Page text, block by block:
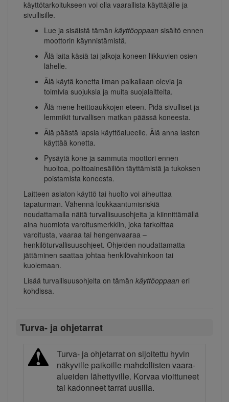
käyttötarkoitukseen voi olla vaarallista käyttäjälle ja
sivullisille.
Lue ja sisäistä tämän käyttöoppaan sisältö ennen
moottorin käynnistämistä.
Älä laita käsiä tai jalkoja koneen liikkuvien osien
lähelle.
Älä käytä konetta ilman paikallaan olevia ja
toimivia suojuksia ja muita suojalaitteita.
Älä mene heittoaukkojen eteen. Pidä sivulliset ja
lemmikit turvallisen matkan päässä koneesta.
Älä päästä lapsia käyttöalueelle. Älä anna lasten
käyttää konetta.
Pysäytä kone ja sammuta moottori ennen
huoltoa, polttoainesäiliön täyttämistä ja tukoksen
poistamista koneesta.
Laitteen asiaton käyttö tai huolto voi aiheuttaa
tapaturman. Vähennä loukkaantumisriskiä
noudattamalla näitä turvallisuusohjeita ja kiinnittämällä
aina huomiota varoitusmerkkiin, joka tarkoittaa
varoitusta, vaaraa tai hengenvaaraa –
henkilöturvallisuusohjeet. Ohjeiden noudattamatta
jättäminen saattaa johtaa henkilövahinkoon tai
kuolemaan.
Lisää turvallisuusohjeita on tämän käyttöoppaan eri
kohdissa.
Turva- ja ohjetarrat
Turva- ja ohjetarrat on sijoitettu hyvin
näkyville paikoille mahdollisten vaara-
alueiden lähettyville. Korvaa vioittuneet
tai kadonneet tarrat uusilla.